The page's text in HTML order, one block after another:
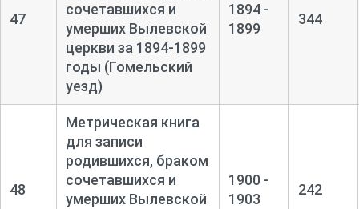
47
сочетавшихся и
умерших Вылевской
церкви за 1894-1899
годы (Гомельский
уезд)
1894 -
1899
344
48
Метрическая книга
для записи
родившихся, браком
сочетавшихся и
умерших Вылевской
1900 -
1903
242